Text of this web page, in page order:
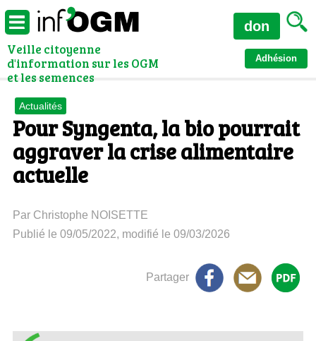
Veille citoyenne
d'information sur les OGM
et les semences
Adhésion
don
Actualités
Pour Syngenta, la bio pourrait
aggraver la crise alimentaire
actuelle
Par Christophe NOISETTE
Publié le 09/05/2022, modifié le 09/03/2026
Partager